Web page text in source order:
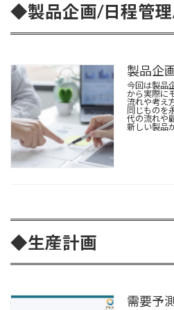
◆製品企画/日程管
製品企
今回は製品
から実際に
流れや考え
同じものを
代の流れや
新しい製品
◆生産計画
需要予